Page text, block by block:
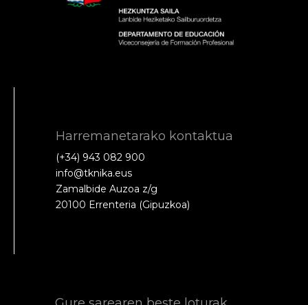
Harremanetarako kontaktua
(+34) 943 082 900
info@tknika.eus
Zamalbide Auzoa z/g
20100 Errenteria (Gipuzkoa)